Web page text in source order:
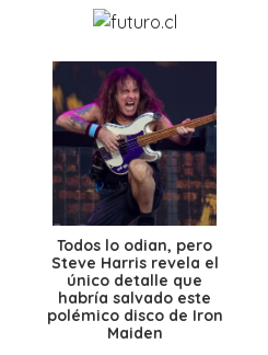
Todos lo odian, pero
Steve Harris revela el
único detalle que
habría salvado este
polémico disco de Iron
Maiden